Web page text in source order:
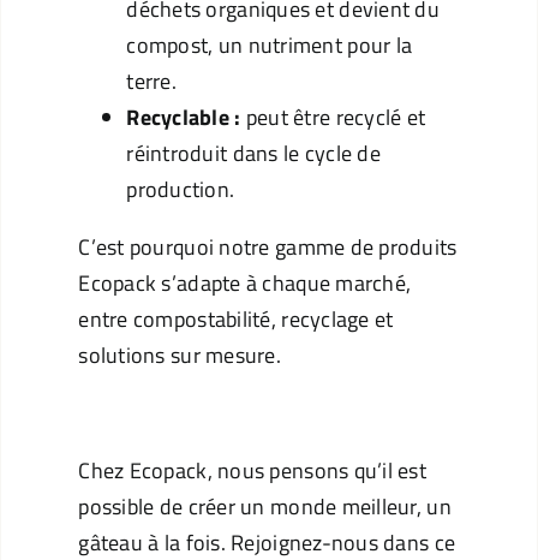
déchets organiques et devient du
compost, un nutriment pour la
terre.
Recyclable : peut être recyclé et
réintroduit dans le cycle de
production.
C’est pourquoi notre gamme de produits
Ecopack s’adapte à chaque marché,
entre compostabilité, recyclage et
solutions sur mesure.
Chez Ecopack, nous pensons qu’il est
possible de créer un monde meilleur, un
gâteau à la fois. Rejoignez-nous dans ce